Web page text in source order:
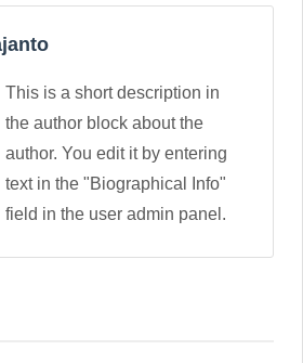
This is a short description in
the author block about the
author. You edit it by entering
text in the "Biographical Info"
field in the user admin panel.